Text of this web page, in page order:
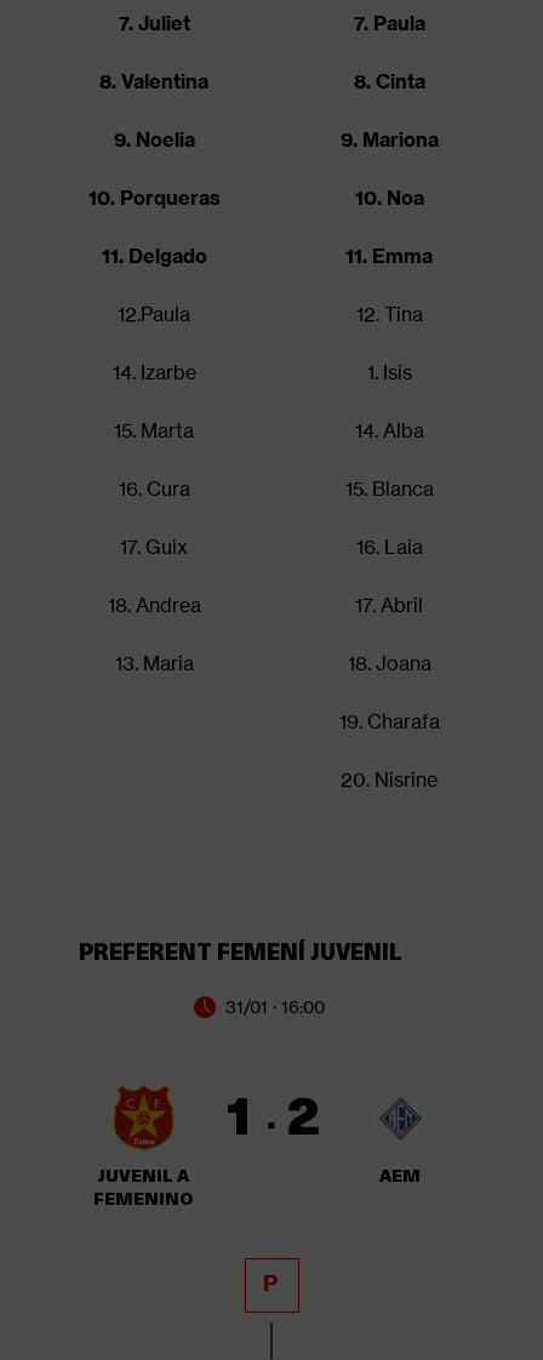
7. Juliet
8. Valentina
9. Noelia
10. Porqueras
11. Delgado
12.Paula
14. Izarbe
15. Marta
16. Cura
17. Guix
18. Andrea
13. Maria
7. Paula
8. Cinta
9. Mariona
10. Noa
11. Emma
12. Tina
1. Isis
14. Alba
15. Blanca
16. Laia
17. Abril
18. Joana
19. Charafa
20. Nisrine
PREFERENT FEMENÍ JUVENIL
31/01 · 16:00
JUVENIL A
FEMENINO
1 · 2
AEM
P